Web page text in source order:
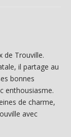
de Trouville.
il partage au
bonnes
enthousiasme.
de charme,
avec